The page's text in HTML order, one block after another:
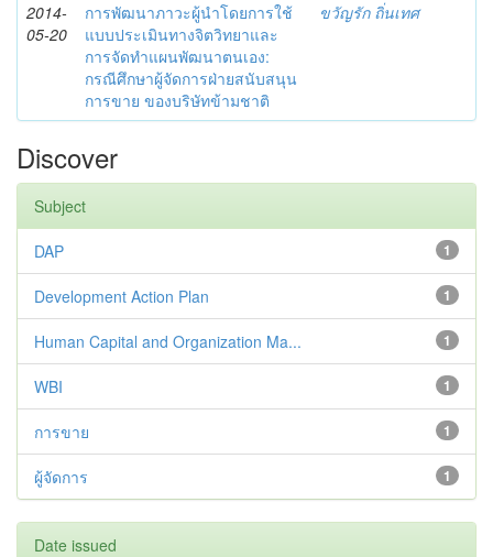
2014-
05-20
การพัฒนาภาวะผู้นำโดยการใช้
แบบประเมินทางจิตวิทยาและ
การจัดทำแผนพัฒนาตนเอง:
กรณีศึกษาผู้จัดการฝ่ายสนับสนุน
การขาย ของบริษัทข้ามชาติ
ขวัญรัก ถิ่นเทศ
Discover
Subject
1
DAP
1
Development Action Plan
1
Human Capital and Organization Ma...
1
WBI
1
การขาย
1
ผู้จัดการ
Date issued